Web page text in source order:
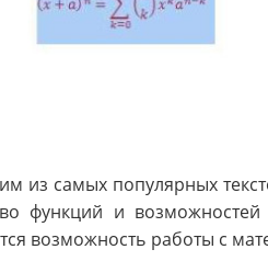
из самых популярных
функций и
возможность работы с